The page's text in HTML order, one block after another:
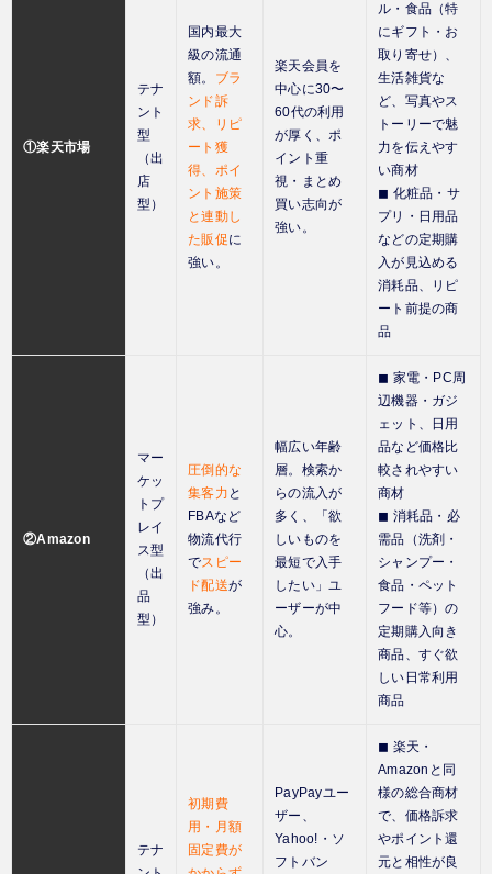
①楽天市場
テナ
ント
型
（出
店
型）
国内最大
級の流通
額。
ブラ
ンド訴
求、リピ
ート獲
得、ポイ
ント施策
と連動し
た販促に
強い。
楽天会員を
中心に30〜
60代の利用
が厚く、ポ
イント重
視・まとめ
買い志向が
強い。
ル・食品（特
にギフト・お
取り寄せ）、
生活雑貨な
ど、写真やス
トーリーで魅
力を伝えやす
い商材
◼︎ 化粧品・サ
プリ・日用品
などの定期購
入が見込める
消耗品、リピ
ート前提の商
品
②Amazon
マー
ケッ
トプ
レイ
ス型
（出
品
型）
圧倒的な
集客力 と
FBAなど
物流代行
でスピー
ド配送が
強み。
幅広い年齢
層。検索か
らの流入が
多く、「欲
しいものを
最短で入手
したい」ユ
ーザーが中
心。
◼︎ 家電・PC周
辺機器・ガジ
ェット、日用
品など価格比
較されやすい
商材
◼︎ 消耗品・必
需品（洗剤・
シャンプー・
食品・ペット
フード等）の
定期購入向き
商品、すぐ欲
しい日常利用
商品
テナ
初期費
用・月額
固定費が
PayPayユー
ザー、
Yahoo!・ソ
フトバン
◼︎ 楽天・
Amazonと同
様の総合商材
で、価格訴求
やポイント還
元と相性が良